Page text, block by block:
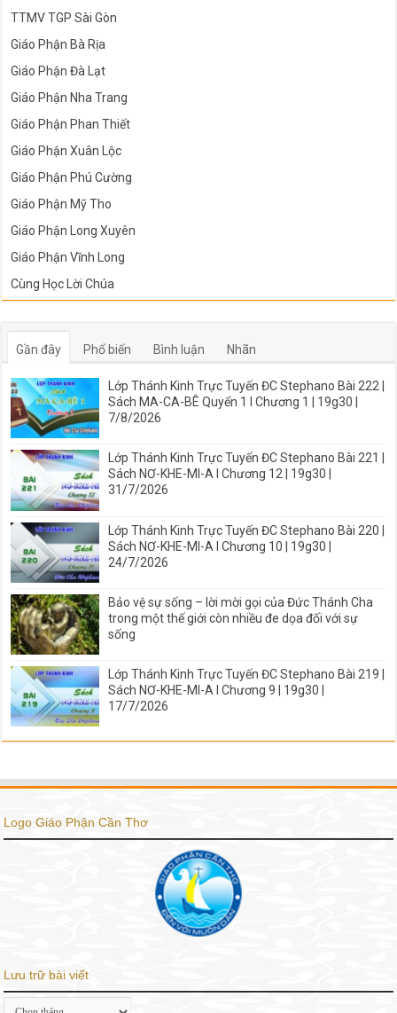
TTMV TGP Sài Gòn
Giáo Phận Bà Rịa
Giáo Phận Đà Lạt
Giáo Phận Nha Trang
Giáo Phận Phan Thiết
Giáo Phận Xuân Lộc
Giáo Phận Phú Cường
Giáo Phận Mỹ Tho
Giáo Phận Long Xuyên
Giáo Phận Vĩnh Long
Cùng Học Lời Chúa
Gần đây Phổ biến Bình luận Nhãn
Lớp Thánh Kinh Trực Tuyến ĐC Stephano Bài 222 |
Sách MA-CA-BÊ Quyển 1 I Chương 1 | 19g30 |
7/8/2026
Lớp Thánh Kinh Trực Tuyến ĐC Stephano Bài 221 |
Sách NƠ-KHE-MI-A I Chương 12 | 19g30 |
31/7/2026
Lớp Thánh Kinh Trực Tuyến ĐC Stephano Bài 220 |
Sách NƠ-KHE-MI-A I Chương 10 | 19g30 |
24/7/2026
Bảo vệ sự sống – lời mời gọi của Đức Thánh Cha
trong một thế giới còn nhiều đe dọa đối với sự
sống
Lớp Thánh Kinh Trực Tuyến ĐC Stephano Bài 219 |
Sách NƠ-KHE-MI-A I Chương 9 | 19g30 |
17/7/2026
Logo Giáo Phận Cần Thơ
Lưu trữ bài viết
Lưu